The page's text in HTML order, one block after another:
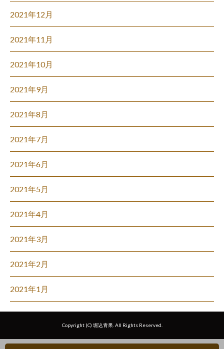
2021年12月
2021年11月
2021年10月
2021年9月
2021年8月
2021年7月
2021年6月
2021年5月
2021年4月
2021年3月
2021年2月
2021年1月
Copyright (C) 堀込青果. All Rights Reserved.